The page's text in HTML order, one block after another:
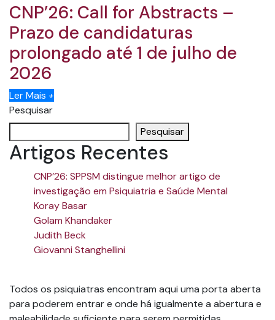
CNP’26: Call for Abstracts –
Prazo de candidaturas
prolongado até 1 de julho de
2026
Ler Mais +
Pesquisar
Pesquisar
Artigos Recentes
CNP’26: SPPSM distingue melhor artigo de
investigação em Psiquiatria e Saúde Mental
Koray Basar
Golam Khandaker
Judith Beck
Giovanni Stanghellini
Todos os psiquiatras encontram aqui uma porta aberta
para poderem entrar e onde há igualmente a abertura e